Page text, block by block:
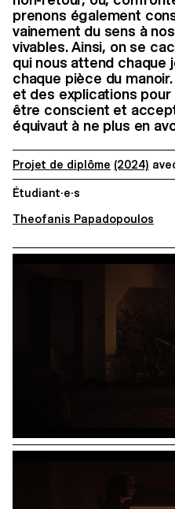
prenons également
vainement du sens à
vivables. Ainsi, on se
qui nous attend chaque
chaque pièce du
et des explications
être conscient et
équivaut à ne plus en
Projet de diplôme (2024)
Étudiant·e·s
Theofanis Papadopoulos